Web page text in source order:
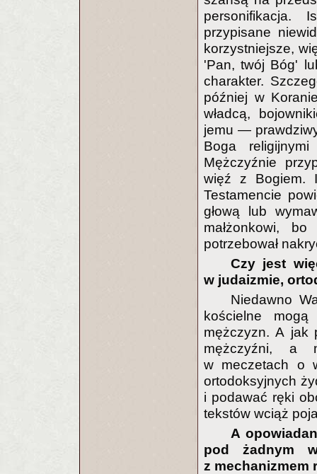
personifikacja.
przypisane
korzystniejsze,
'Pan, twój Bóg'
charakter.
później w
władcą,
jemu —
Boga
Mężczyźnie
więź z Bogiem.
Testamencie
głową lub
małżonkowi,
potrzebował
Czy jest
w judaizmie,
Niedawno
kościelne
mężczyzn. A jak
mężczyźni, a
w meczetach o
ortodoksyjnych
i podawać ręki
tekstów wciąż
A
pod żadnym
z mechanizmem